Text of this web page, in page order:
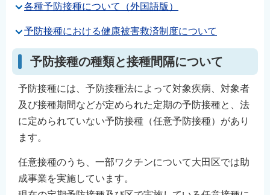
各種予防接種について（外国語版）
予防接種における健康被害救済制度について
予防接種の種類と接種間隔について
予防接種には、予防接種法によって対象疾病、対象者
及び接種期間などが定められた定期の予防接種と、法
に定められていない予防接種（任意予防接種）があり
ます。
任意接種のうち、一部ワクチンについて大田区では助
成事業を実施しています。